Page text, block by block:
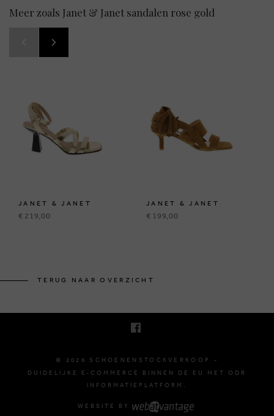
Meer zoals Janet & Janet sandalen rose gold
JANET & JANET
€ 219,00
JANET & JANET
€ 199,00
TERUG NAAR OVERZICHT
© 2026 SCHOENENSTOCKVERKOOP -
DUIDELIJKE E-COMMERCE BINNEN DE EU MET ODR
INFORMATIEPLATFORM.
WEBSITE BY